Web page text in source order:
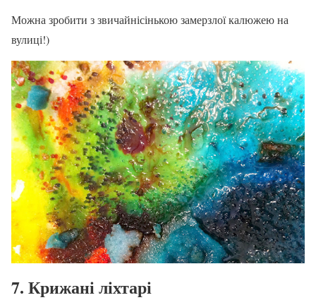
Можна зробити з звичайнісінькою замерзлої калюжею на
вулиці!)
7. Крижані ліхтарі